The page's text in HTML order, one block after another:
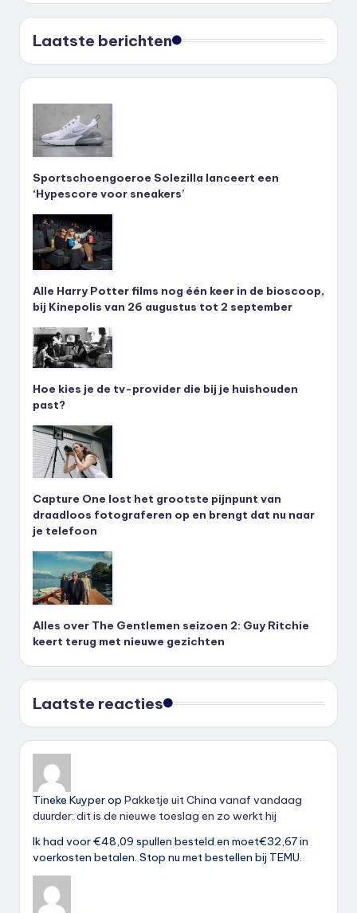
Laatste berichten
Sportschoengoeroe Solezilla lanceert een
‘Hypescore voor sneakers’
Alle Harry Potter films nog één keer in de bioscoop,
bij Kinepolis van 26 augustus tot 2 september
Hoe kies je de tv-provider die bij je huishouden
past?
Capture One lost het grootste pijnpunt van
draadloos fotograferen op en brengt dat nu naar
je telefoon
Alles over The Gentlemen seizoen 2: Guy Ritchie
keert terug met nieuwe gezichten
Laatste reacties
Tineke Kuyperop Pakketje uit China vanaf vandaag
duurder: dit is de nieuwe toeslag en zo werkt hij
Ik had voor €48,09 spullen besteld en moet€32,67 in
voerkosten betalen. Stop nu met bestellen bij TEMU.